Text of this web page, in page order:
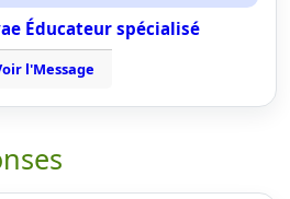
Éducateur spécialisé
l'Message